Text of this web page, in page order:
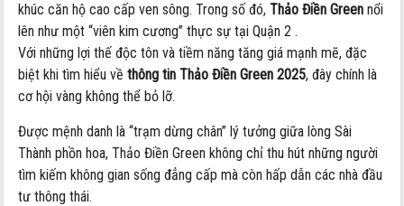
khúc căn hộ cao cấp ven sông. Trong số đó,Thảo Điền Green nổi
lên như một “viên kim cương” thực sự tại Quận 2 .
Với những lợi thế độc tôn và tiềm năng tăng giá mạnh mẽ, đặc
biệt khi tìm hiểu vềthông tin Thảo Điền Green 2025, đây chính là
cơ hội vàng không thể bỏ lỡ.
Được mệnh danh là “trạm dừng chân” lý tưởng giữa lòng Sài
Thành phồn hoa, Thảo Điền Green không chỉ thu hút những người
tìm kiếm không gian sống đẳng cấp mà còn hấp dẫn các nhà đầu
tư thông thái.